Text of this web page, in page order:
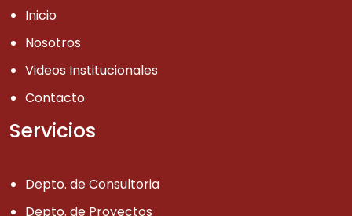
Inicio
Nosotros
Videos Institucionales
Contacto
Servicios
Depto. de Consultoria
Depto. de Proyectos